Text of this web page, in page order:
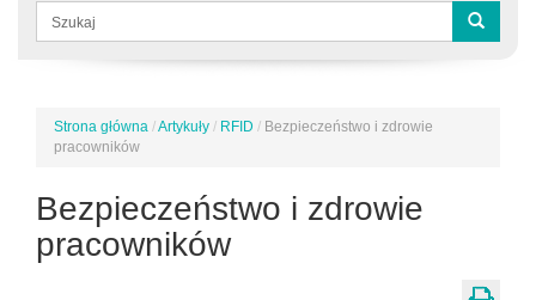
Formularz
wyszukiwania
Jesteś
tutaj
Strona główna /Artykuły / RFID / Bezpieczeństwo i zdrowie
pracowników
Bezpieczeństwo i zdrowie
pracowników